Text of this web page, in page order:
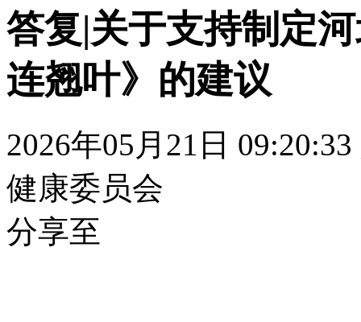
答复|关于支持制定
连翘叶》的建议
2026年05月21日 09:20:33
健康委员会
分享至